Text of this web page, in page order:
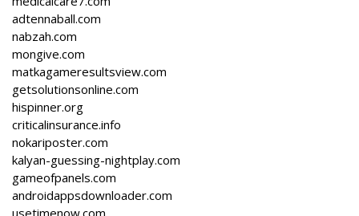
adtennaball.com
nabzah.com
mongive.com
matkagameresultsview.com
getsolutionsonline.com
hispinner.org
criticalinsurance.info
nokariposter.com
kalyan-guessing-nightplay.com
gameofpanels.com
androidappsdownloader.com
usetimenow.com